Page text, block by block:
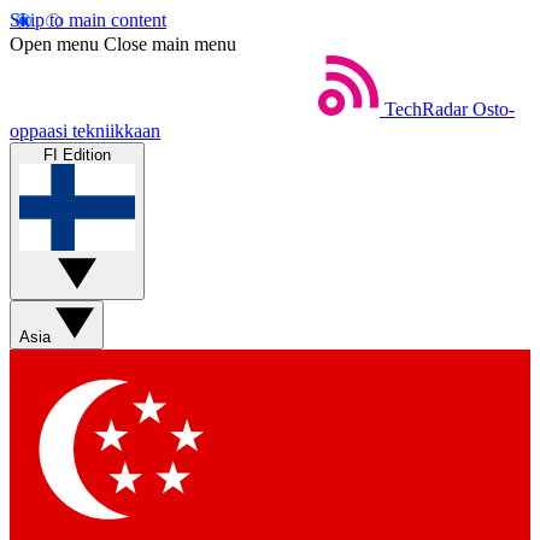
Skip to main content
Open menu Close main menu
TechRadar Osto-
oppaasi tekniikkaan
FI Edition
Asia